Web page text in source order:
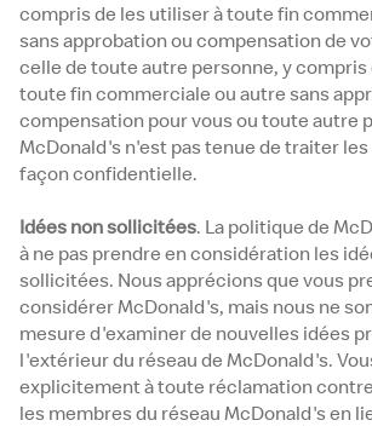
compris de les utiliser à toute fin
sans approbation ou compensation de
celle de toute autre personne, y compris
toute fin commerciale ou autre sans
compensation pour vous ou toute autre
McDonald's n'est pas tenue de traiter
façon confidentielle.
Idées non sollicitées. La politique de
à ne pas prendre en considération les
sollicitées. Nous apprécions que vous
considérer McDonald's, mais nous ne
mesure d'examiner de nouvelles idées
l'extérieur du réseau de McDonald's.
explicitement à toute réclamation
les membres du réseau McDonald's en